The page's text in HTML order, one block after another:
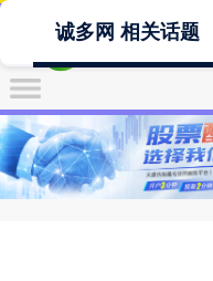
诚多网 相关话题